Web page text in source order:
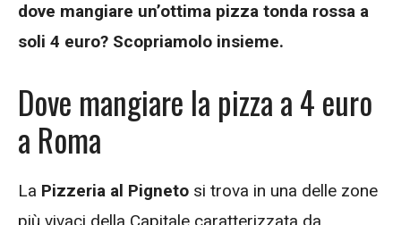
dove mangiare un’ottima pizza tonda rossa a
soli 4 euro? Scopriamolo insieme.
Dove mangiare la pizza a 4 euro
a Roma
La Pizzeria al Pigneto si trova in una delle zone